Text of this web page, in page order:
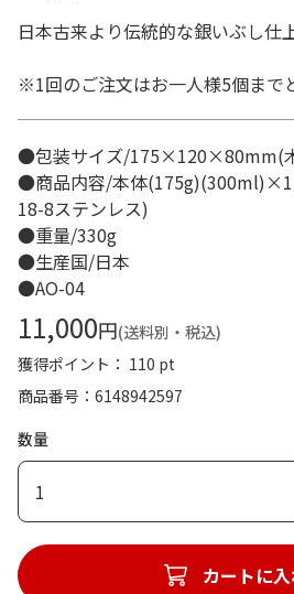
日本古来より伝統的な銀いぶし仕
※1回のご注文はお一人様5個まで
●包装サイズ/175×120×80mm(
●商品内容/本体
18-8ステンレス)
●重量/330g
●生産国/日本
●AO-04
11,000円(送料別・税込)
獲得ポイント： 110 pt
商品番号
6148942597
数量
1
カートに